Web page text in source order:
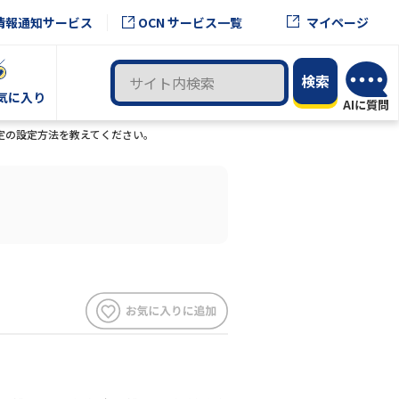
報通知サービス OCN サービス一覧 マイページ
に入り
設定方法を教えてください。